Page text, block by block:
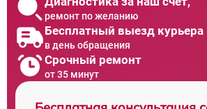
ремонт по желанию
Бесплатный выезд курьера
в день обращения
Срочный ремонт
от 35 минут